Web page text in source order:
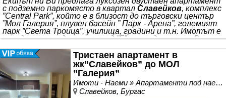
с подземно паркомясто в квартал Славейков, комплекс
”Central Park”, който е в близост до търговски център
”Мол Галерия”, плувен басейн ” Парк - Арена”, големият
парк ”Света Троица”, училища, градини и т.н. Имотът е
находящ в сграда първа вход ”Б” на среден етаж. В
Grill”, ”Working space office”, множество магазини,
фитнес и др. Също така от сградата има директна
връзка към парка. Цената на апартамента е с включена
такса поддръжка и подземно паркомясто.
Отоплението и охлаждането е посредством
Тристаен апартамент в
жк”Славейков” до МОЛ
”Галерия”
Имоти - Наеми » Апартаменти под наем
Славейков, Бургас